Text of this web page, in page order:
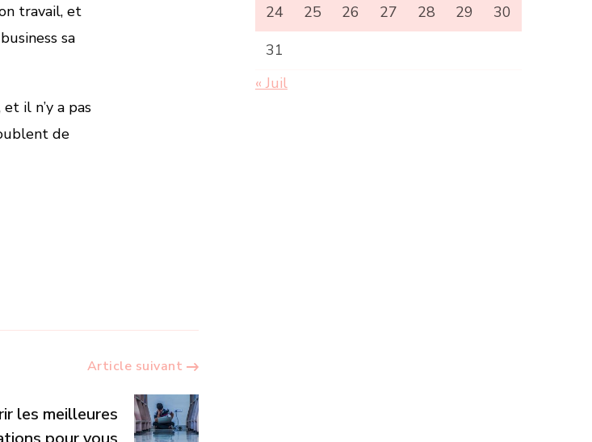
travail, et
sa
il n’y a pas
de
Article suivant
les meilleures
24
25 26 27 28 29
30
31
« Juil